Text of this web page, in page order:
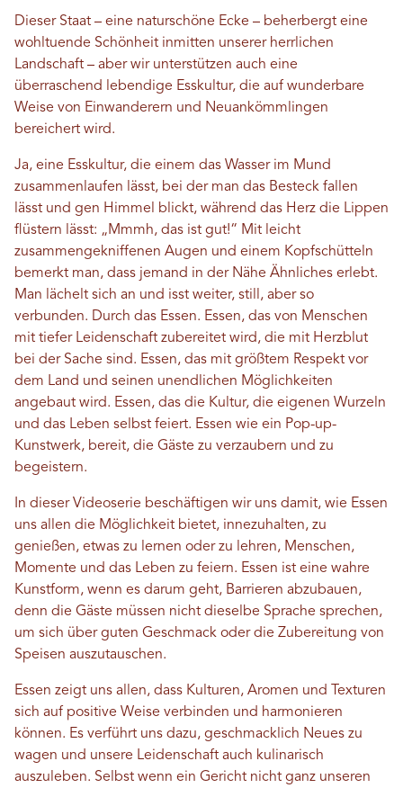
Dieser Staat – eine naturschöne Ecke – beherbergt eine
wohltuende Schönheit inmitten unserer herrlichen
Landschaft – aber wir unterstützen auch eine
überraschend lebendige Esskultur, die auf wunderbare
Weise von Einwanderern und Neuankömmlingen
bereichert wird.
Ja, eine Esskultur, die einem das Wasser im Mund
zusammenlaufen lässt, bei der man das Besteck fallen
lässt und gen Himmel blickt, während das Herz die Lippen
flüstern lässt: „Mmmh, das ist gut!“ Mit leicht
zusammengekniffenen Augen und einem Kopfschütteln
bemerkt man, dass jemand in der Nähe Ähnliches erlebt.
Man lächelt sich an und isst weiter, still, aber so
verbunden. Durch das Essen. Essen, das von Menschen
mit tiefer Leidenschaft zubereitet wird, die mit Herzblut
bei der Sache sind. Essen, das mit größtem Respekt vor
dem Land und seinen unendlichen Möglichkeiten
angebaut wird. Essen, das die Kultur, die eigenen Wurzeln
und das Leben selbst feiert. Essen wie ein Pop-up-
Kunstwerk, bereit, die Gäste zu verzaubern und zu
begeistern.
In dieser Videoserie beschäftigen wir uns damit, wie Essen
uns allen die Möglichkeit bietet, innezuhalten, zu
genießen, etwas zu lernen oder zu lehren, Menschen,
Momente und das Leben zu feiern. Essen ist eine wahre
Kunstform, wenn es darum geht, Barrieren abzubauen,
denn die Gäste müssen nicht dieselbe Sprache sprechen,
um sich über guten Geschmack oder die Zubereitung von
Speisen auszutauschen.
Essen zeigt uns allen, dass Kulturen, Aromen und Texturen
sich auf positive Weise verbinden und harmonieren
können. Es verführt uns dazu, geschmacklich Neues zu
wagen und unsere Leidenschaft auch kulinarisch
auszuleben. Selbst wenn ein Gericht nicht ganz unseren